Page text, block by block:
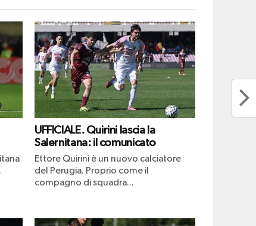
UFFICIALE. Quirini lascia la
Salernitana: il comunicato
Ettore Quirini è un nuovo calciatore
del Perugia. Proprio come il
compagno di squadra...